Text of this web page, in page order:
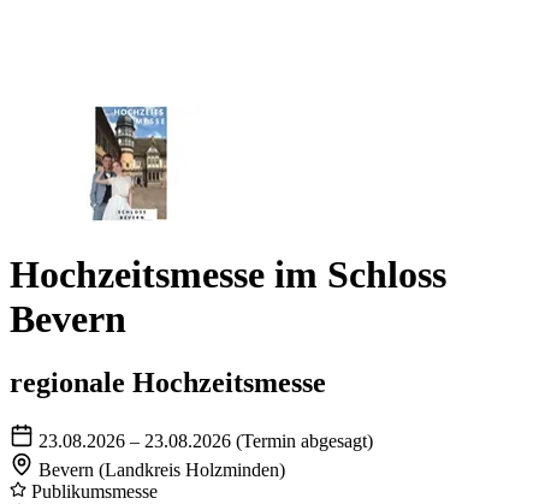
Hochzeitsmesse im Schloss
Bevern
regionale Hochzeitsmesse
23.08.2026 – 23.08.2026 (Termin abgesagt)
Bevern (Landkreis Holzminden)
Publikumsmesse